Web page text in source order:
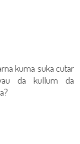
kuma suka cutar
da kullum da